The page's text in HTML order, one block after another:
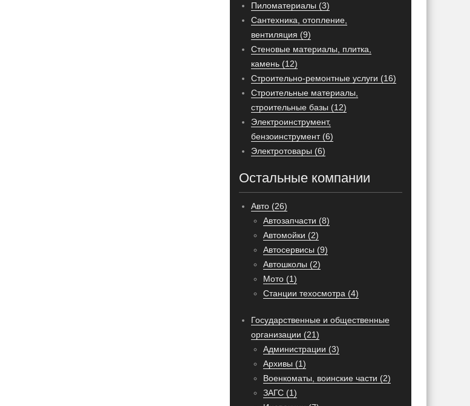
Пиломатериалы (3)
Сантехника, отопление,
вентиляция (9)
Стеновые материалы, плитка,
камень (12)
Строительно-ремонтные услуги (16)
Строительные материалы,
строительные базы (12)
Электроинструмент,
бензоинструмент (6)
Электротовары (6)
Остальные компании
Авто (26)
Автозапчасти (8)
Автомойки (2)
Автосервисы (9)
Автошколы (2)
Мото (1)
Станции техосмотра (4)
Государственные и общественные
организации (21)
Администрации (3)
Архивы (1)
Военкоматы, воинские части (2)
ЗАГС (1)